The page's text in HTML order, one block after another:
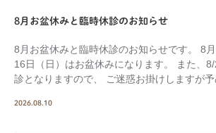
8月お盆休みと臨時休診のお知らせ
8月お盆休みと臨時休診のお知らせです。 8
16日（日）はお盆休みになります。 また、
診となりますので、 ご迷惑お掛けしますが予
2026.08.10